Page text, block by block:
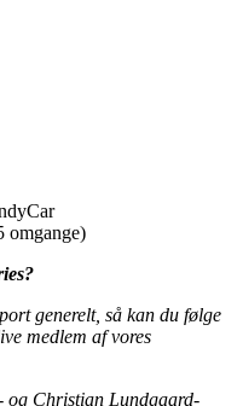
omgange)
generelt, så kan du følge
medlem af vores
og Christian Lundgaard-